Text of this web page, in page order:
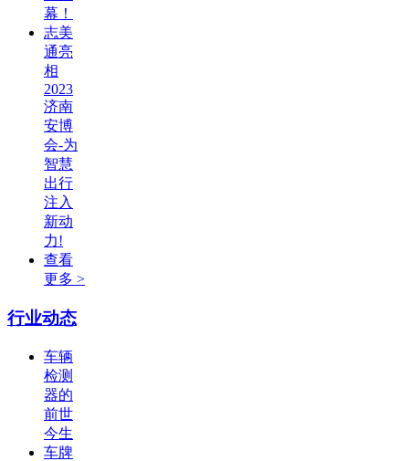
幕！
志美
通亮
相
2023
济南
安博
会-为
智慧
出行
注入
新动
力!
查看
更多 >
行业动态
车辆
检测
器的
前世
今生
车牌